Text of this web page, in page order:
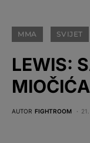
MMA SVIJET
LEWIS:
AUTOR FIGHTROOM